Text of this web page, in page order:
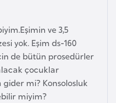
ve 3,5
yok. Eşim ds-160
de bütün prosedürler
çocuklar
mi? Konsolosluk
miyim?